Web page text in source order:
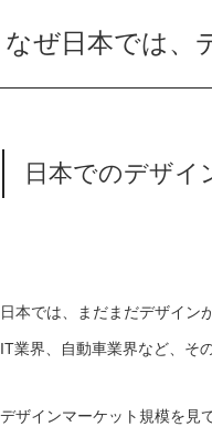
なぜ日本では、
日本でのデザイ
日本では、まだまだデザイン
IT業界、自動車業界など、そ
デザインマーケット規模を見